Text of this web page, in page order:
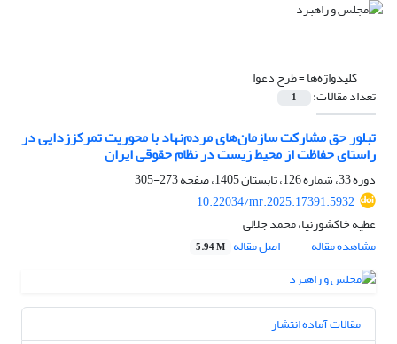
کلیدواژه‌ها =طرح دعوا
تعداد مقالات: 1
تبلور حق مشارکت سازمان‌های مردم‌نهاد با محوریت تمرکززدایی در
راستای حفاظت از محیط زیست در نظام حقوقی ایران
دوره 33، شماره 126، تابستان 1405، صفحه
273-305
10.22034/mr.2025.17391.5932
عطیه خاکشورنیا، محمد جلالی
مشاهده مقاله
اصل مقاله 5.94 M
مقالات آماده انتشار